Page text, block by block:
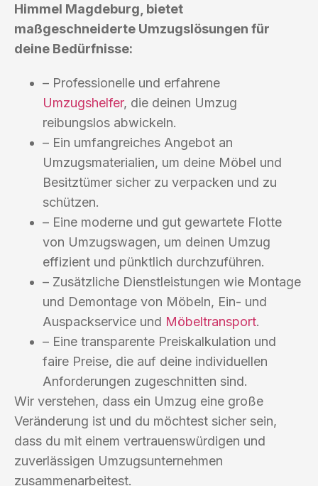
Himmel Magdeburg, bietet
maßgeschneiderte Umzugslösungen für
deine Bedürfnisse:
– Professionelle und erfahrene
Umzugshelfer, die deinen Umzug
reibungslos abwickeln.
– Ein umfangreiches Angebot an
Umzugsmaterialien, um deine Möbel und
Besitztümer sicher zu verpacken und zu
schützen.
– Eine moderne und gut gewartete Flotte
von Umzugswagen, um deinen Umzug
effizient und pünktlich durchzuführen.
– Zusätzliche Dienstleistungen wie Montage
und Demontage von Möbeln, Ein- und
Auspackservice und Möbeltransport.
– Eine transparente Preiskalkulation und
faire Preise, die auf deine individuellen
Anforderungen zugeschnitten sind.
Wir verstehen, dass ein Umzug eine große
Veränderung ist und du möchtest sicher sein,
dass du mit einem vertrauenswürdigen und
zuverlässigen Umzugsunternehmen
zusammenarbeitest.